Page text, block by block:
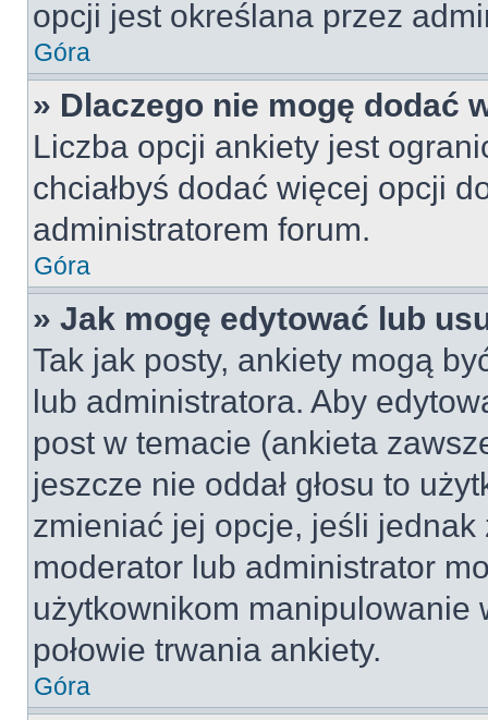
opcji jest określana przez
Góra
» Dlaczego nie mogę dodać
Liczba opcji ankiety jest
chciałbyś dodać więcej opcji
administratorem forum.
Góra
» Jak mogę edytować lub
Tak jak posty, ankiety mogą
lub administratora. Aby
post w temacie (ankieta
jeszcze nie oddał głosu to
zmieniać jej opcje, jeśli jednak
moderator lub administrator
użytkownikom manipulowanie
połowie trwania ankiety.
Góra